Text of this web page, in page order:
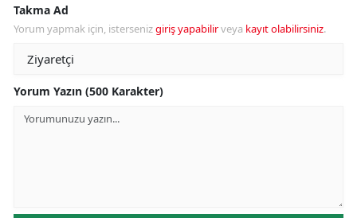
Takma Ad
Yorum yapmak için, istersenizgiriş yapabilirveya kayıt olabilirsiniz.
Yorum Yazın (500 Karakter)